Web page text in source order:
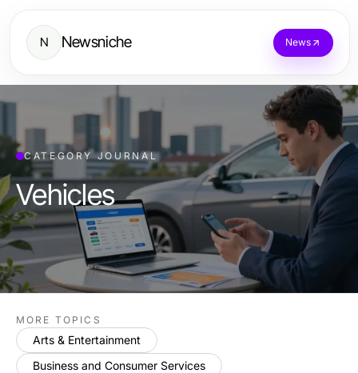
N Newsniche News
CATEGORY JOURNAL
Vehicles
MORE TOPICS
Arts & Entertainment
Business and Consumer Services